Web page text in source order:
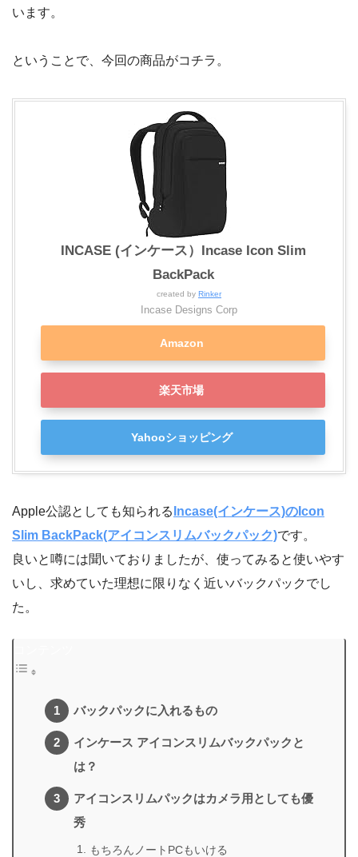
います。
ということで、今回の商品がコチラ。
INCASE (インケース）Incase Icon Slim
BackPack
created by Rinker
Incase Designs Corp
Amazon
楽天市場
Yahooショッピング
Apple公認としても知られる Incase(インケース)のIcon
Slim BackPack(アイコンスリムバックパック)です。
良いと噂には聞いておりましたが、使ってみると使いやす
いし、求めていた理想に限りなく近いバックパックでし
た。
バックパックに入れるもの
インケース アイコンスリムバックパックと
は？
アイコンスリムパックはカメラ用としても優
秀
もちろんノートPCもいける